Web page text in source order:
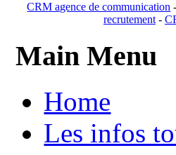
CRM agence de communication
recrutement-
Main Menu
Home
Les infos